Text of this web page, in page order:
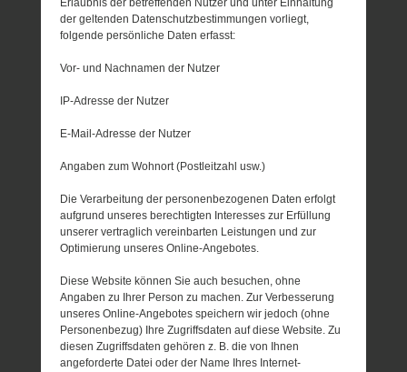
Erlaubnis der betreffenden Nutzer und unter Einhaltung
der geltenden Datenschutzbestimmungen vorliegt,
folgende persönliche Daten erfasst:
Vor- und Nachnamen der Nutzer
IP-Adresse der Nutzer
E-Mail-Adresse der Nutzer
Angaben zum Wohnort (Postleitzahl usw.)
Die Verarbeitung der personenbezogenen Daten erfolgt
aufgrund unseres berechtigten Interesses zur Erfüllung
unserer vertraglich vereinbarten Leistungen und zur
Optimierung unseres Online-Angebotes.
Diese Website können Sie auch besuchen, ohne
Angaben zu Ihrer Person zu machen. Zur Verbesserung
unseres Online-Angebotes speichern wir jedoch (ohne
Personenbezug) Ihre Zugriffsdaten auf diese Website. Zu
diesen Zugriffsdaten gehören z. B. die von Ihnen
angeforderte Datei oder der Name Ihres Internet-